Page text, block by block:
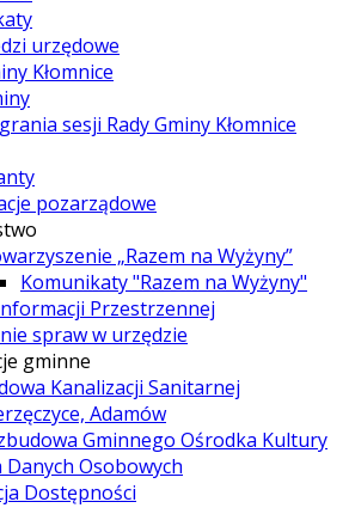
urzędowe
Kłomnice
sesji Rady Gminy Kłomnice
pozarządowe
„Razem na Wyżyny”
Komunikaty "Razem na Wyżyny"
Przestrzennej
spraw w urzędzie
gminne
Kanalizacji Sanitarnej
Adamów
Gminnego Ośrodka Kultury
Osobowych
Dostępności